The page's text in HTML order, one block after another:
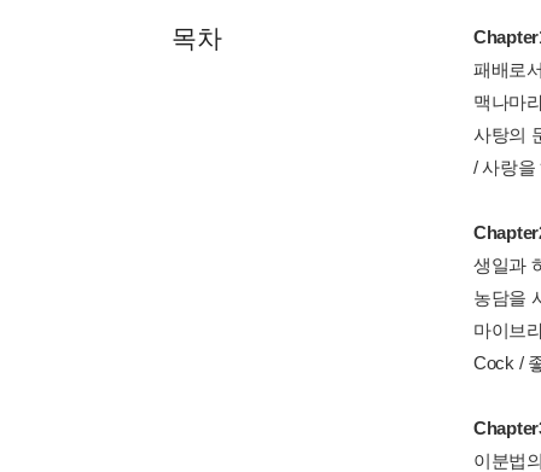
목차
패배로
맥나마
사탕의
/ 사랑을
생일과
농담을
마이브
Cock /
이분법